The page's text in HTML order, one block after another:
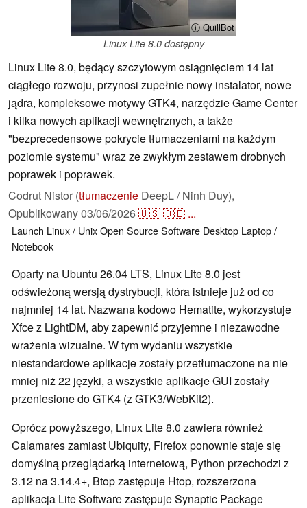
ⓘ QuillBot
Linux Lite 8.0 dostępny
Linux Lite 8.0, będący szczytowym osiągnięciem 14 lat
ciągłego rozwoju, przynosi zupełnie nowy instalator, nowe
jądra, kompleksowe motywy GTK4, narzędzie Game Center
i kilka nowych aplikacji wewnętrznych, a także
"bezprecedensowe pokrycie tłumaczeniami na każdym
poziomie systemu" wraz ze zwykłym zestawem drobnych
poprawek i poprawek.
Codrut Nistor (tłumaczenie DeepL / Ninh Duy),
Opublikowany03/06/2026🇺🇸🇩🇪 ...
Launch Linux / UnixOpen SourceSoftware Desktop Laptop /
Notebook
Oparty na Ubuntu 26.04 LTS, Linux Lite 8.0 jest
odświeżoną wersją dystrybucji, która istnieje już od co
najmniej 14 lat. Nazwana kodowo Hematite, wykorzystuje
Xfce z LightDM, aby zapewnić przyjemne i niezawodne
wrażenia wizualne. W tym wydaniu wszystkie
niestandardowe aplikacje zostały przetłumaczone na nie
mniej niż 22 języki, a wszystkie aplikacje GUI zostały
przeniesione do GTK4 (z GTK3/WebKit2).
Oprócz powyższego, Linux Lite 8.0 zawiera również
Calamares zamiast Ubiquity, Firefox ponownie staje się
domyślną przeglądarką internetową, Python przechodzi z
3.12 na 3.14.4+, Btop zastępuje Htop, rozszerzona
aplikacja Lite Software zastępuje Synaptic Package